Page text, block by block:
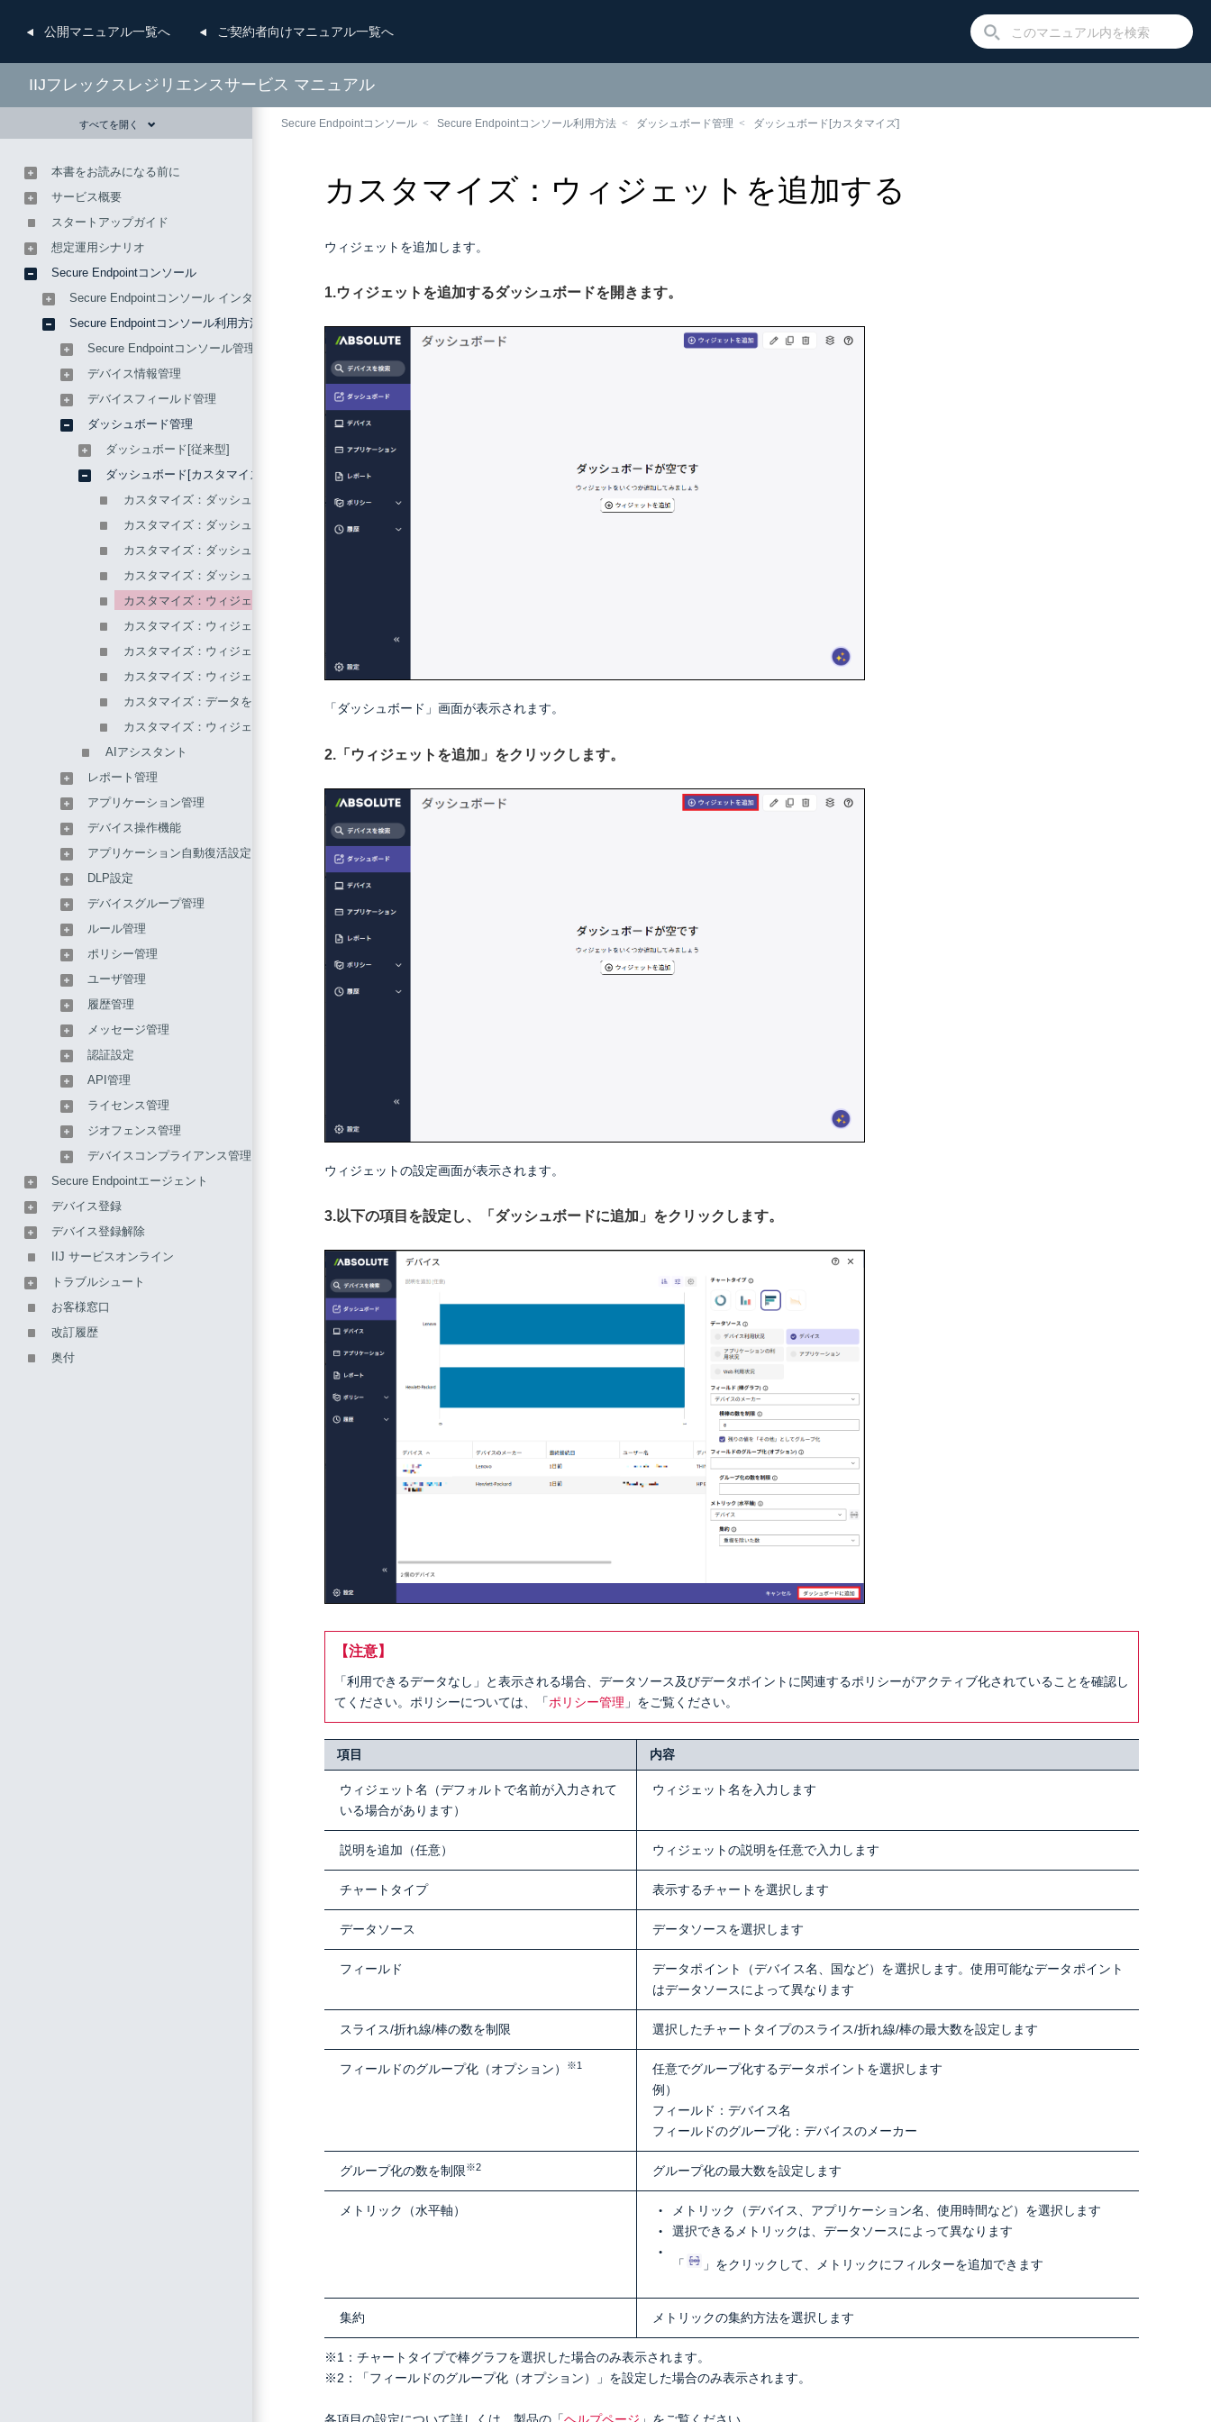
公開マニュアル一覧へ ご契約者向けマニュアル一覧へ
IIJフレックスレジリエンスサービス マニュアル
Secure Endpointコンソール Secure Endpointコンソール利用方法 ダッシュボード管理 ダッシュボード[カスタマイズ]
カスタマイズ：ウィジェットを追加する
ウィジェットを追加します。
1.ウィジェットを追加するダッシュボードを開きます。
「ダッシュボード」画面が表示されます。
2.「ウィジェットを追加」をクリックします。
ウィジェットの設定画面が表示されます。
3.以下の項目を設定し、「ダッシュボードに追加」をクリックします。
【注意】
「利用できるデータなし」と表示される場合、データソース及びデータポイントに関連するポリシーがアクティブ化されていることを確認し
てください。ポリシーについては、「ポリシー管理 」をご覧ください。
項目 内容
ウィジェット名（デフォルトで名前が入力されて
いる場合があります）
ウィジェット名を入力します
説明を追加（任意） ウィジェットの説明を任意で入力します
チャートタイプ 表示するチャートを選択します
データソース データソースを選択します
フィールド
データポイント（デバイス名、国など）を選択します。使用可能なデータポイント
はデータソースによって異なります
スライス/折れ線/棒の数を制限 選択したチャートタイプのスライス/折れ線/棒の最大数を設定します
フィールドのグループ化（オプション） ※1
任意でグループ化するデータポイントを選択します
例）
フィールド：デバイス名
フィールドのグループ化：デバイスのメーカー
グループ化の数を制限※2 グループ化の最大数を設定します
メトリック（水平軸）
メトリック（デバイス、アプリケーション名、使用時間など）を選択します
選択できるメトリックは、データソースによって異なります
「 」をクリックして、メトリックにフィルターを追加できます
集約 メトリックの集約方法を選択します
※1：チャートタイプで棒グラフを選択した場合のみ表示されます。
※2：「フィールドのグループ化（オプション）」を設定した場合のみ表示されます。
すべてを開く
本書をお読みになる前に
サービス概要
スタートアップガイド
想定運用シナリオ
Secure Endpointコンソール
Secure Endpointコンソール インタフェース
Secure Endpointコンソール利用方法
Secure Endpointコンソール管理
デバイス情報管理
デバイスフィールド管理
ダッシュボード管理
ダッシュボード[従来型]
ダッシュボード[カスタマイズ]
カスタマイズ：ダッシュボードを追加する
カスタマイズ：ダッシュボードのプロパティを編集する
カスタマイズ：ダッシュボードを複製する
カスタマイズ：ダッシュボードを削除する
カスタマイズ：ウィジェットを追加する
カスタマイズ：ウィジェットを編集する
カスタマイズ：ウィジェットを複製する
カスタマイズ：ウィジェットを削除する
カスタマイズ：データをエクスポートする
カスタマイズ：ウィジェットのレポートを保存する
AIアシスタント
レポート管理
アプリケーション管理
デバイス操作機能
アプリケーション自動復活設定
DLP設定
デバイスグループ管理
ルール管理
ポリシー管理
ユーザ管理
履歴管理
メッセージ管理
認証設定
API管理
ライセンス管理
ジオフェンス管理
デバイスコンプライアンス管理
Secure Endpointエージェント
デバイス登録
デバイス登録解除
IIJ サービスオンライン
トラブルシュート
お客様窓口
改訂履歴
奥付